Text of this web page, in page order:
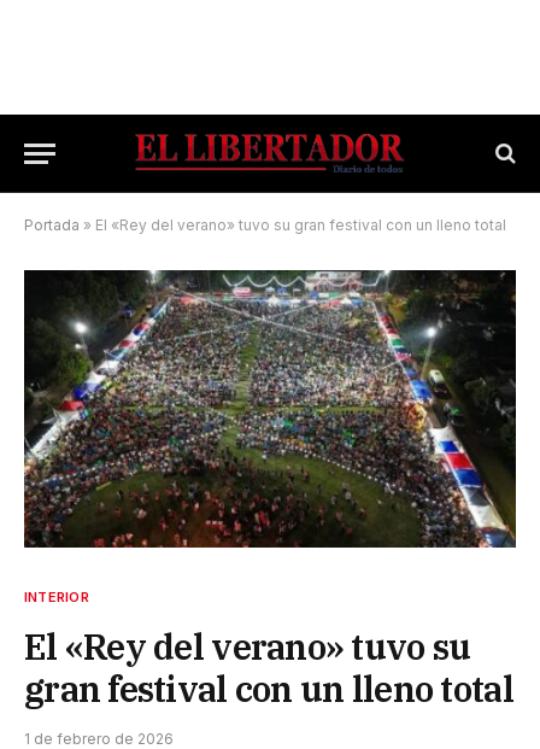
Portada » El «Rey del verano» tuvo su gran festival con un lleno total
INTERIOR
El «Rey del verano» tuvo su
gran festival con un lleno total
1 de febrero de 2026